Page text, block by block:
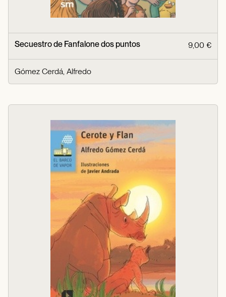
Secuestro de Fanfalone dos puntos 9,00 €
Gómez Cerdá, Alfredo